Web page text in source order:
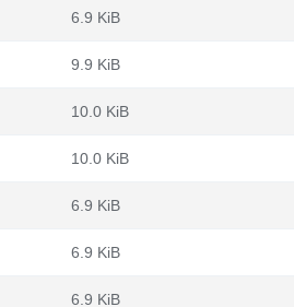
6.9 KiB
9.9 KiB
10.0 KiB
10.0 KiB
6.9 KiB
6.9 KiB
6.9 KiB